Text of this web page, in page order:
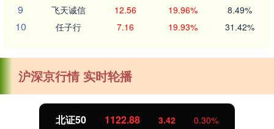
9 飞天诚信 12.56 19.96% 8.49%
10 任子行 7.16 19.93% 31.42%
沪深京行情 实时轮播
北证50 1122.88 3.42 0.30%